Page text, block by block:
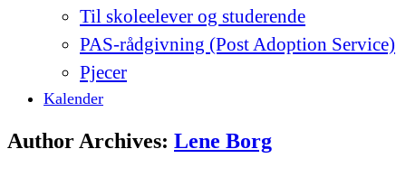
Til skoleelever og studerende
PAS-rådgivning (Post Adoption Service)
Pjecer
Kalender
Author Archives: Lene Borg